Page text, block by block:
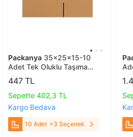
Packanya 35x25x15-10
Adet Tek Oluklu Taşıma
Kolisi 10 Adet
447 TL
Sepette 402,3 TL
Kargo Bedava
10 Adet +3 Seçenek